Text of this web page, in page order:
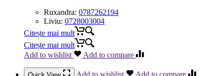
Ruxandra: 0787262194
Liviu: 0728003004
Citește mai mult
Citește mai mult
Add to wishlist
Add to compare
Add to wishlist Add to compare